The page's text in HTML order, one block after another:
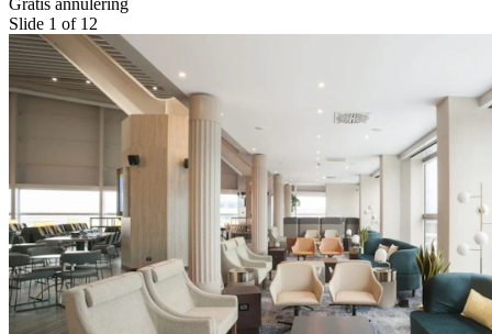
Gratis annulering
Slide 1 of 12